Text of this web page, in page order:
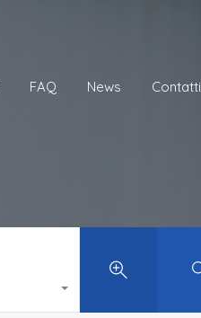
FAQ News Contatti